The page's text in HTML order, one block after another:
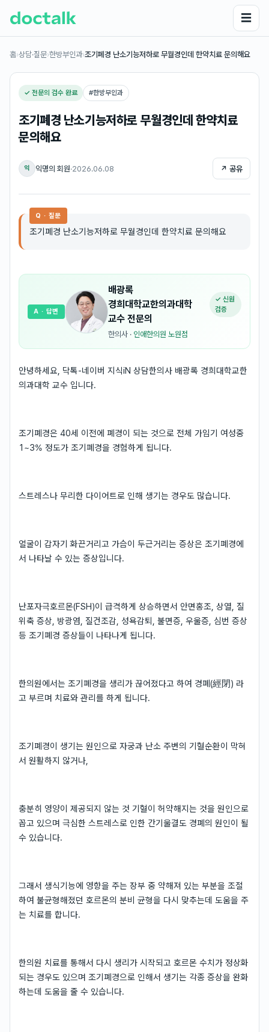
☰
홈›상담·질문›한방부인과›조기폐경 난소기능저하로 무월경인데 한약치료 문의해요
✓ 전문의 검수 완료 #한방부인과
조기폐경 난소기능저하로 무월경인데 한약치료
문의해요
익 익명의 회원·2026.06.08 ↗ 공유
Q · 질문
조기폐경 난소기능저하로 무월경인데 한약치료 문의해요
배광록
경희대학교한의과대학
교수전문의
✓ 신원
검증
한의사 · 인애한의원 노원점
A · 답변
안녕하세요, 닥톡-네이버 지식iN 상담한의사 배광록 경희대학교한
의과대학 교수 입니다.
조기폐경은 40세 이전에 폐경이 되는 것으로 전체 가임기 여성중
1~3% 정도가 조기폐경을 경험하게 됩니다.
스트레스나 무리한 다이어트로 인해 생기는 경우도 많습니다.
얼굴이 갑자기 화끈거리고 가슴이 두근거리는 증상은 조기폐경에
서 나타날 수 있는 증상입니다.
난포자극호르몬(FSH)이 급격하게 상승하면서 안면홍조, 상열, 질
위축 증상, 방광염, 질건조감, 성욕감퇴, 불면증, 우울증, 심번 증상
등 조기폐경 증상들이 나타나게 됩니다.
한의원에서는 조기폐경을 생리가 끊어졌다고 하여 경폐(經閉) 라
고 부르며 치료와 관리를 하게 됩니다.
조기폐경이 생기는 원인으로 자궁과 난소 주변의 기혈순환이 막혀
서 원활하지 않거나,
충분히 영양이 제공되지 않는 것 기혈이 허약해지는 것을 원인으로
꼽고 있으며 극심한 스트레스로 인한 간기울결도 경폐의 원인이 될
수 있습니다.
그래서 생식기능에 영향을 주는 장부 중 약해져 있는 부분을 조절
하여 불균형해졌던 호르몬의 분비 균형을 다시 맞추는데 도움을 주
는 치료를 합니다.
한의원 치료를 통해서 다시 생리가 시작되고 호르몬 수치가 정상화
되는 경우도 있으며 조기폐경으로 인해서 생기는 각종 증상을 완화
하는데 도움을 줄 수 있습니다.